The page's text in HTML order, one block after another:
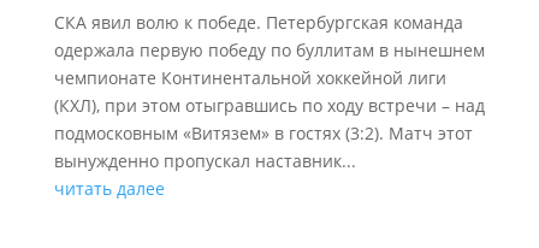
СКА явил волю к победе. Петербургская команда
одержала первую победу по буллитам в нынешнем
чемпионате Континентальной хоккейной лиги
(КХЛ), при этом отыгравшись по ходу встречи – над
подмосковным «Витязем» в гостях (3:2). Матч этот
вынужденно пропускал наставник...
читать далее